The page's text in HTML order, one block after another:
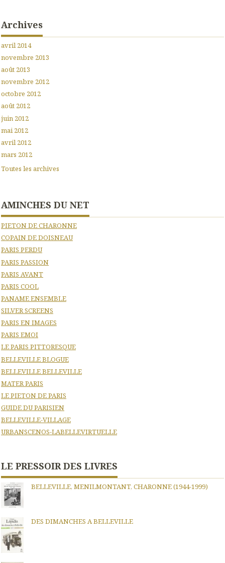
Archives
avril 2014
novembre 2013
août 2013
novembre 2012
octobre 2012
août 2012
juin 2012
mai 2012
avril 2012
mars 2012
Toutes les archives
AMINCHES DU NET
PIETON DE CHARONNE
COPAIN DE DOISNEAU
PARIS PERDU
PARIS PASSION
PARIS AVANT
PARIS COOL
PANAME ENSEMBLE
SILVER SCREENS
PARIS EN IMAGES
PARIS EMOI
LE PARIS PITTORESQUE
BELLEVILLE BLOGUE
BELLEVILLE BELLEVILLE
MATER PARIS
LE PIETON DE PARIS
GUIDE DU PARISIEN
BELLEVILLE-VILLAGE
URBANSCENOS-LABELLEVIRTUELLE
LE PRESSOIR DES LIVRES
BELLEVILLE, MENILMONTANT, CHARONNE (1944-1999)
DES DIMANCHES A BELLEVILLE